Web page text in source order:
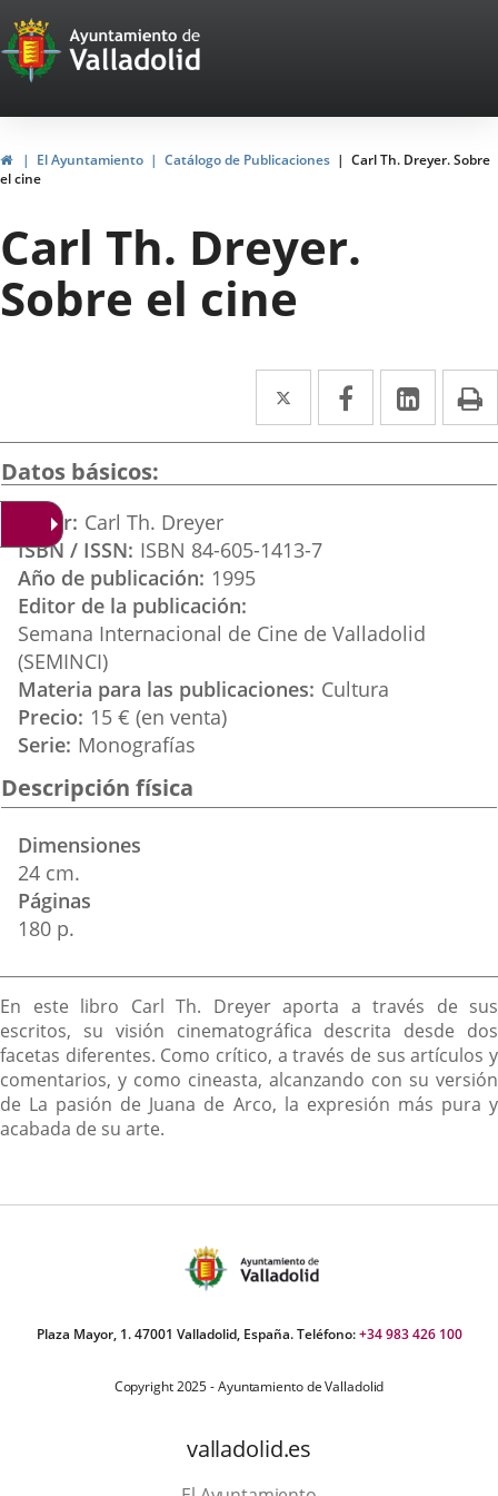
Portal
Web
del
Ayuntamiento
de
Valladolid
HomeEl Ayuntamiento Catálogo de Publicaciones
Carl Th. Dreyer. Sobre
el cine
Carl Th. Dreyer.
Sobre el cine
Twitter
Enlace
a
externa.
Facebook
Enlace
a
Enlace
a
Datos básicos
Autor Carl Th. Dreyer
ISBN / ISSN ISBN 84-605-1413-7
Año de publicación 1995
Editor de la publicación
Semana Internacional de Cine de Valladolid
(SEMINCI)
Materia para las publicaciones Cultura
Precio 15 € (en venta)
Serie Monografías
Descripción física
Dimensiones
24 cm.
Páginas
180 p.
Descripción
En este libro Carl Th. Dreyer aporta a través de sus
escritos, su visión cinematográfica descrita desde dos
facetas diferentes. Como crítico, a través de sus artículos y
comentarios, y como cineasta, alcanzando con su versión
de La pasión de Juana de Arco, la expresión más pura y
acabada de su arte.
Plaza Mayor, 1. 47001 Valladolid, España. Teléfono:+34 983 426 100
Copyright 2025 - Ayuntamiento de Valladolid
valladolid.es